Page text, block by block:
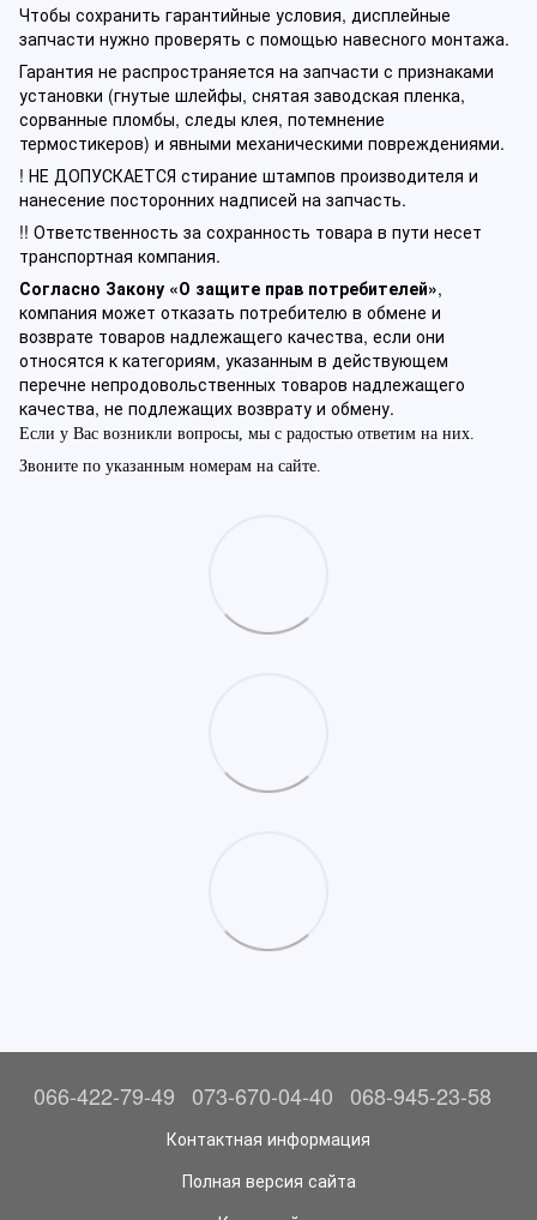
Чтобы сохранить гарантийные условия, дисплейные
запчасти нужно проверять с помощью навесного монтажа.
Гарантия не распространяется на запчасти с признаками
установки (гнутые шлейфы, снятая заводская пленка,
сорванные пломбы, следы клея, потемнение
термостикеров) и явными механическими повреждениями.
! НЕ ДОПУСКАЕТСЯ стирание штампов производителя и
нанесение посторонних надписей на запчасть.
!! Ответственность за сохранность товара в пути несет
транспортная компания.
Согласно Закону «О защите прав потребителей»,
компания может отказать потребителю в обмене и
возврате товаров надлежащего качества, если они
относятся к категориям, указанным в действующем
перечне непродовольственных товаров надлежащего
качества, не подлежащих возврату и обмену.
Если у Вас возникли вопросы, мы с радостью ответим на них.
Звоните по указанным номерам на сайте.
066-422-79-49 073-670-04-40 068-945-23-58
Контактная информация
Полная версия сайта